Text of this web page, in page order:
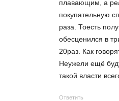
плавающим, а
покупательную
раза. Тоесть
обесценился в
20раз. Как
Неужели ещё
такой власти
Ответить